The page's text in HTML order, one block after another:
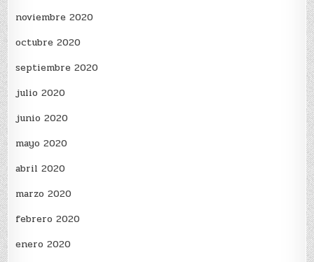
noviembre 2020
octubre 2020
septiembre 2020
julio 2020
junio 2020
mayo 2020
abril 2020
marzo 2020
febrero 2020
enero 2020